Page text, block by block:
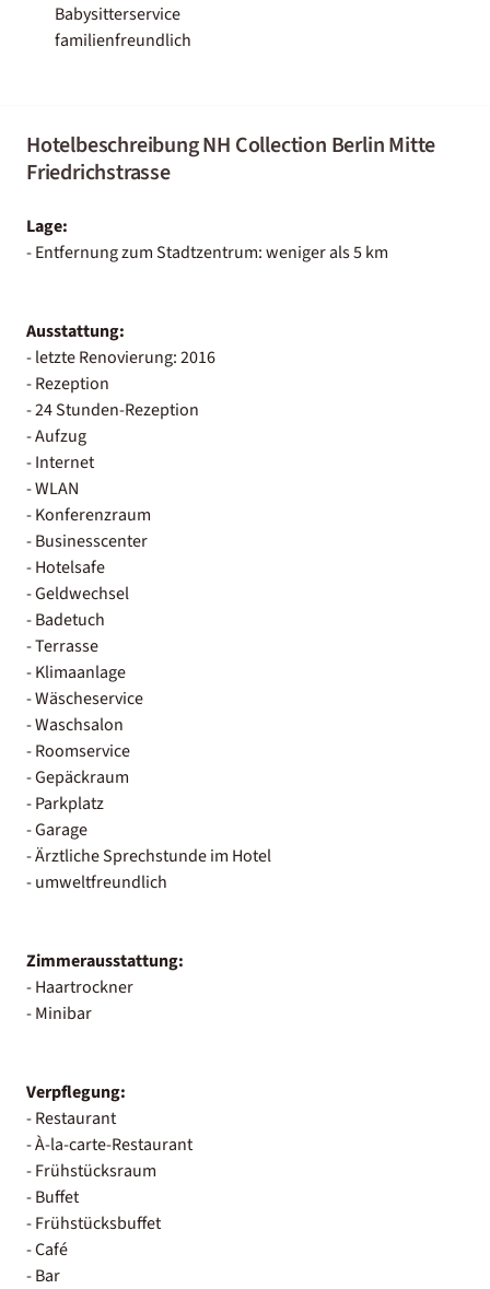
Babysitterservice
familienfreundlich
Hotelbeschreibung NH Collection Berlin Mitte
Friedrichstrasse
Lage:
- Entfernung zum Stadtzentrum: weniger als 5 km
Ausstattung:
- letzte Renovierung: 2016
- Rezeption
- 24 Stunden-Rezeption
- Aufzug
- Internet
- WLAN
- Konferenzraum
- Businesscenter
- Hotelsafe
- Geldwechsel
- Badetuch
- Terrasse
- Klimaanlage
- Wäscheservice
- Waschsalon
- Roomservice
- Gepäckraum
- Parkplatz
- Garage
- Ärztliche Sprechstunde im Hotel
- umweltfreundlich
Zimmerausstattung:
- Haartrockner
- Minibar
Verpflegung:
- Restaurant
- À-la-carte-Restaurant
- Frühstücksraum
- Buffet
- Frühstücksbuffet
- Café
- Bar